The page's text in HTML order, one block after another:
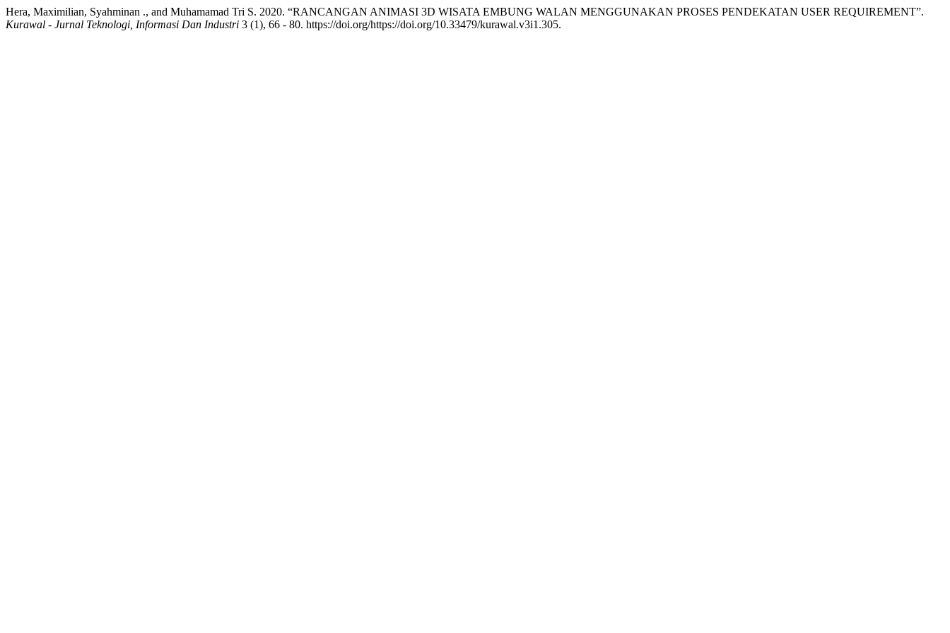
Hera, Maximilian, Syahminan ., and Muhamamad Tri S. 2020. “RANCANGAN ANIMASI 3D WISATA EMBUNG WALAN MENGGUNAKAN PROSES PENDEKATAN USER REQUIREMENT”.
Kurawal - Jurnal Teknologi, Informasi Dan Industri 3 (1), 66 - 80. https://doi.org/https://doi.org/10.33479/kurawal.v3i1.305.